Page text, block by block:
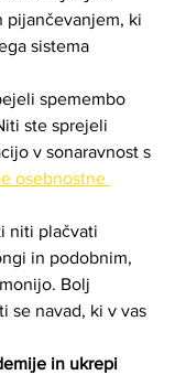
pijančevanjem, ki
sistema
spemembo
ste sprejeli
v sonaravnost s
osebnostne
niti plačvati
in podobnim,
Bolj
se navad, ki v vas
in ukrepi